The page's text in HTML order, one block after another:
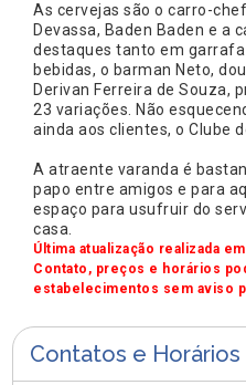
As cervejas são o carro-
Devassa, Baden Baden e a
destaques tanto em
bebidas, o barman Neto,
Derivan Ferreira de Souza,
23 variações. Não
ainda aos clientes, o Clube
A atraente varanda é
papo entre amigos e para
espaço para usufruir do
casa.
Última atualização realizada
Contato, preços e horários
estabelecimentos sem aviso
Contatos e Horários